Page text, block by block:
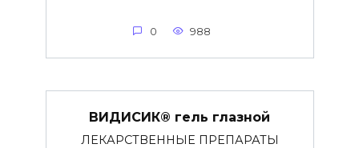
0 988
ВИДИСИК® гель глазной
ЛЕКАРСТВЕННЫЕ ПРЕПАРАТЫ